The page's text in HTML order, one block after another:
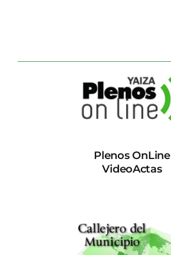
Plenos OnLine
VideoActas